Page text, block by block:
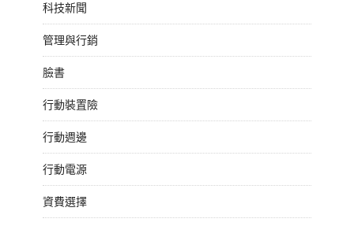
科技新聞
管理與行銷
臉書
行動裝置險
行動週邊
行動電源
資費選擇